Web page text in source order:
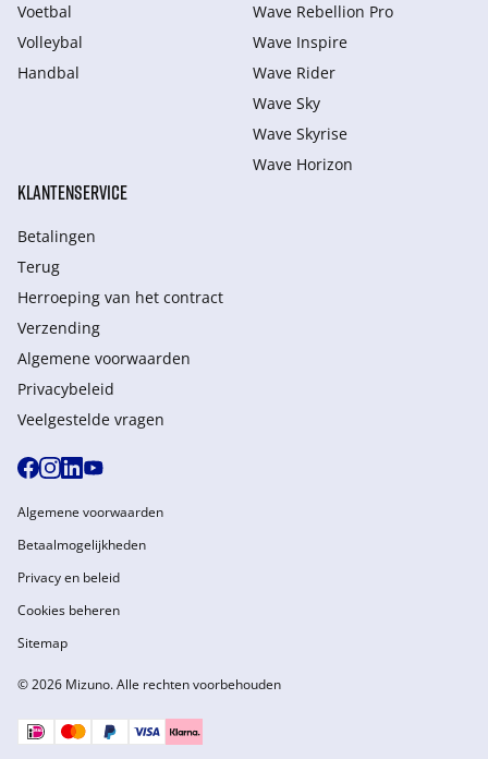
Voetbal
Volleybal
Handbal
Wave Rebellion Pro
Wave Inspire
Wave Rider
Wave Sky
Wave Skyrise
Wave Horizon
KLANTENSERVICE
Betalingen
Terug
Herroeping van het contract
Verzending
Algemene voorwaarden
Privacybeleid
Veelgestelde vragen
© 2026 Mizuno. Alle rechten voorbehouden
Algemene voorwaarden
Betaalmogelijkheden
Privacy en beleid
Cookies beheren
Sitemap